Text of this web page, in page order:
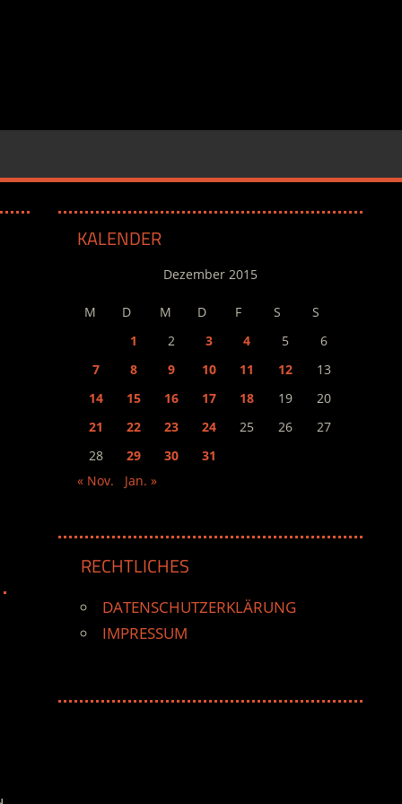
KALENDER
Dezember 2015
M D M D F S
S
1
2 3 4 5
6
7
8 9 10 11 12
13
14
15 16 17 18 19
20
21
22 23 24 25 26
27
28
29 30
31
« Nov.
Jan. »
RECHTLICHES
DATENSCHUTZERKLÄRUNG
IMPRESSUM